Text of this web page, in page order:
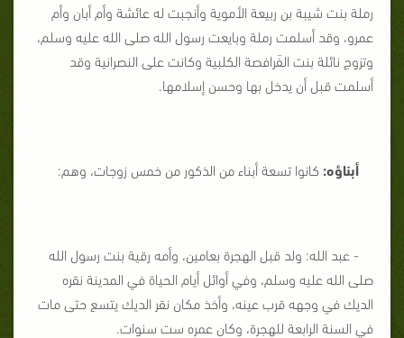
رملة بنت شيبة بن ربيعة الأموية وأنجبت له عائشة وأم أبان وأم
عمرو، وقد أسلمت رملة وبايعت رسول الله صلى الله عليه وسلم،
وتزوج نائلة بنت الفَرافصة الكلبية وكانت على النصرانية وقد
أسلمت قبل أن يدخل بها وحسن إسلامها.
أبناؤه: كانوا تسعة أبناء من الذكور من خمس زوجات، وهم:
- عبد الله: ولد قبل الهجرة بعامين، وأمه رقية بنت رسول الله
صلى الله عليه وسلم، وفي أوائل أيام الحياة في المدينة نقره
الديك في وجهه قرب عينه، وأخذ مكان نقر الديك يتسع حتى مات
في السنة الرابعة للهجرة، وكان عمره ست سنوات.